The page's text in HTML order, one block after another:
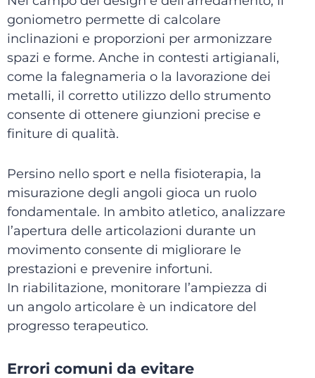
goniometro permette di calcolare
inclinazioni e proporzioni per armonizzare
spazi e forme. Anche in contesti artigianali,
come la falegnameria o la lavorazione dei
metalli, il corretto utilizzo dello strumento
consente di ottenere giunzioni precise e
finiture di qualità.
Persino nello sport e nella fisioterapia, la
misurazione degli angoli gioca un ruolo
fondamentale. In ambito atletico, analizzare
l’apertura delle articolazioni durante un
movimento consente di migliorare le
prestazioni e prevenire infortuni.
In riabilitazione, monitorare l’ampiezza di
un angolo articolare è un indicatore del
progresso terapeutico.
Errori comuni da evitare